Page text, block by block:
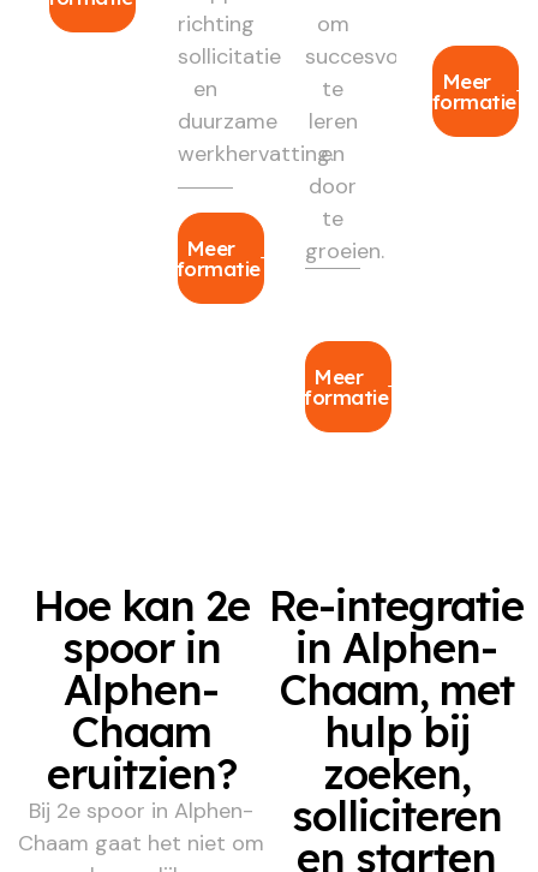
richting
sollicitatie
en
duurzame
werkhervatting.
Meer
informatie
om
succesvol
te
leren
en
door
te
groeien.
Meer
informatie
Meer
informatie
Hoe kan 2e
spoor in
Alphen-
Chaam
eruitzien?
Bij 2e spoor in Alphen-
Chaam gaat het niet om
Re-integratie
in Alphen-
Chaam, met
hulp bij
zoeken,
solliciteren
en starten